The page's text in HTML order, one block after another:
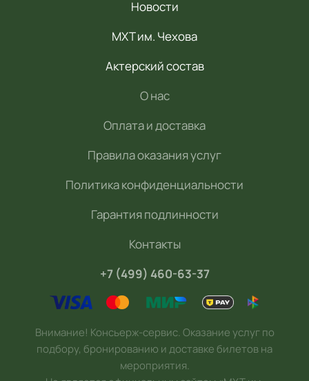
Новости
МХТ им. Чехова
Актерский состав
О нас
Оплата и доставка
Правила оказания услуг
Политика конфиденциальности
Гарантия подлинности
Контакты
+7 (499) 460-63-37
Внимание! Консьерж-сервис. Оказание услуг по
подбору, бронированию и доставке билетов на
мероприятия.